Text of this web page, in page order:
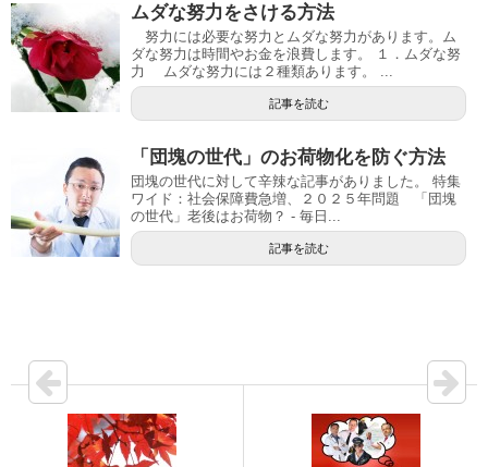
ムダな努力をさける方法
努力には必要な努力とムダな努力があります。ム
ダな努力は時間やお金を浪費します。 １．ムダな努
力 ムダな努力には２種類あります。 ...
記事を読む
「団塊の世代」のお荷物化を防ぐ方法
団塊の世代に対して辛辣な記事がありました。 特集
ワイド：社会保障費急増、２０２５年問題 「団塊
の世代」老後はお荷物？ - 毎日...
記事を読む